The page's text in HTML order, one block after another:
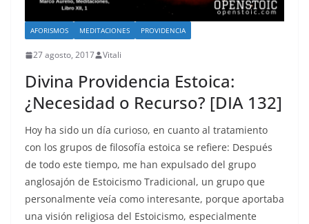
AFORISMOS MEDITACIONES PROVIDENCIA
27 agosto, 2017 Vitali
Divina Providencia Estoica:
¿Necesidad o Recurso? [DIA 132]
Hoy ha sido un día curioso, en cuanto al tratamiento
con los grupos de filosofía estoica se refiere: Después
de todo este tiempo, me han expulsado del grupo
anglosajón de Estoicismo Tradicional, un grupo que
personalmente veía como interesante, porque aportaba
una visión religiosa del Estoicismo, especialmente